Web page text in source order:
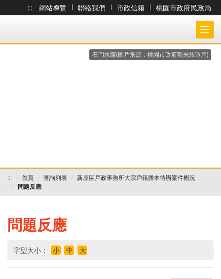
跳到主要內容
::: 網站導覽 | 聯絡我們 | 市政信箱 |
桃園市政府民政局
桃園市政府民政局-大宗戶籍謄本作業 各戶所收件處理狀況查詢系統
石門水庫(圖片來源：桃園市政府觀光旅遊局)
::: 首頁 查詢列表
新屋區戶政事務所大宗戶籍謄本待辦案件概況
問題反應
問題反應
字型大小： 小 中 大